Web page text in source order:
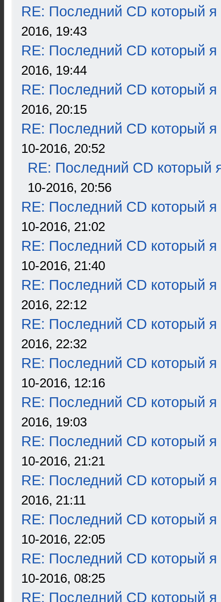
RE: Последний CD который я
2016, 19:43
RE: Последний CD который я
2016, 19:44
RE: Последний CD который я
2016, 20:15
RE: Последний CD который я
10-2016, 20:52
RE: Последний CD который
10-2016, 20:56
RE: Последний CD который я
10-2016, 21:02
RE: Последний CD который я
10-2016, 21:40
RE: Последний CD который я
2016, 22:12
RE: Последний CD который я
2016, 22:32
RE: Последний CD который я
10-2016, 12:16
RE: Последний CD который я
2016, 19:03
RE: Последний CD который я
10-2016, 21:21
RE: Последний CD который я
2016, 21:11
RE: Последний CD который я
10-2016, 22:05
RE: Последний CD который я
10-2016, 08:25
RE: Последний CD который я